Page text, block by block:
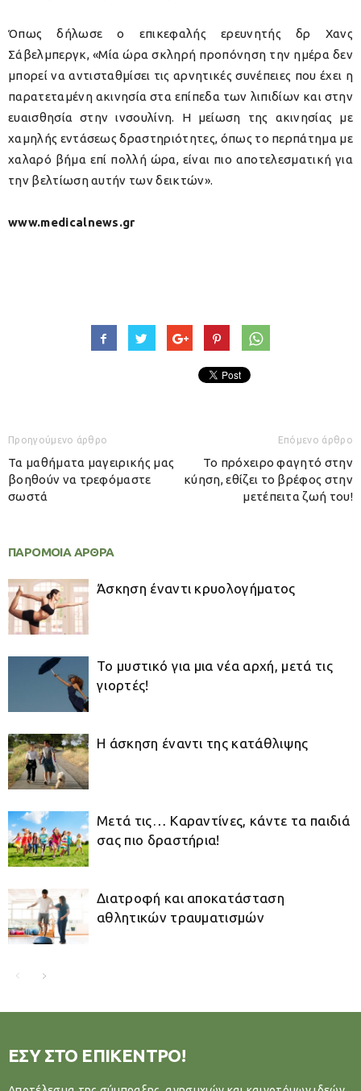
Όπως δήλωσε ο επικεφαλής ερευνητής δρ Χανς
Σάβελμπεργκ, «Μία ώρα σκληρή προπόνηση την ημέρα δεν
μπορεί να αντισταθμίσει τις αρνητικές συνέπειες που έχει η
παρατεταμένη ακινησία στα επίπεδα των λιπιδίων και στην
ευαισθησία στην ινσουλίνη. Η μείωση της ακινησίας με
χαμηλής εντάσεως δραστηριότητες, όπως το περπάτημα με
χαλαρό βήμα επί πολλή ώρα, είναι πιο αποτελεσματική για
την βελτίωση αυτήν των δεικτών».
www.medicalnews.gr
Προηγούμενο άρθρο
Τα μαθήματα μαγειρικής μας
βοηθούν να τρεφόμαστε
σωστά
Επόμενο άρθρο
Το πρόχειρο φαγητό στην
κύηση, εθίζει το βρέφος στην
μετέπειτα ζωή του!
ΠΑΡΟΜΟΙΑ ΑΡΘΡΑ
Άσκηση έναντι κρυολογήματος
Το μυστικό για μια νέα αρχή, μετά τις
γιορτές!
Η άσκηση έναντι της κατάθλιψης
Μετά τις… Καραντίνες, κάντε τα παιδιά
σας πιο δραστήρια!
Διατροφή και αποκατάσταση
αθλητικών τραυματισμών
ΕΣΥ ΣΤΟ ΕΠΙΚΕΝΤΡΟ!